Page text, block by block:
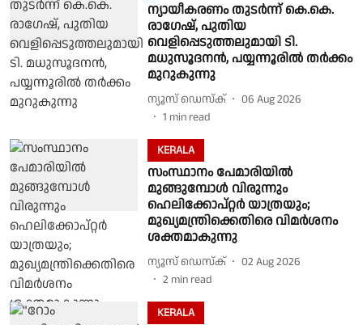
ന്യായീകരണം തുടർന്ന് കെ.കെ.
രാഗേഷ്, പുതിയ
വെളിപ്പെടുത്തലുമായി ടി.
മധുസൂദനൻ, പയ്യന്നൂരിൽ തർക്കം
മുറുകുന്നു
ന്യൂസ് ഡെസ്ക്
06 Aug 2026
1 min read
KERALA
സംസ്ഥാനം പേമാരിയിൽ
മുങ്ങുമ്പോൾ വിരുന്നും
ഹെലിക്കോപ്റ്റർ യാത്രയും;
മുഖ്യമന്ത്രിക്കെതിരെ വിമർശനം
ശക്തമാകുന്നു
ന്യൂസ് ഡെസ്ക്
02 Aug 2026
2 min read
KERALA